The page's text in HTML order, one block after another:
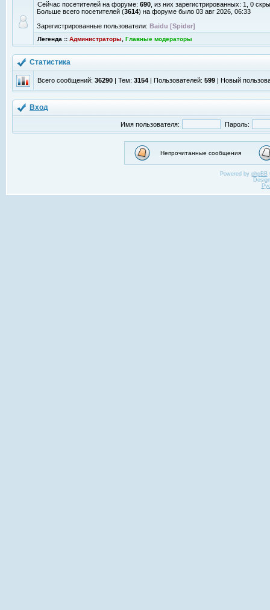
Сейчас посетителей на форуме: 690 , из них зарегистрированных: 1, 0
Больше всего посетителей (3614) на форуме было 03 авг 2026, 06:33
Зарегистрированные пользователи: Baidu [Spider]
Легенда :: Администраторы Главные модераторы
Статистика
Всего сообщений: 36290 | Тем: 3154 | Пользователей: 599 | Новый
Вход
Имя пользователя: Пароль:
Непрочитанные сообщения
Powered by phpBB